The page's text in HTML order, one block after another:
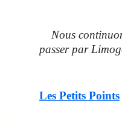
Nous
passer par
Les Petits Points